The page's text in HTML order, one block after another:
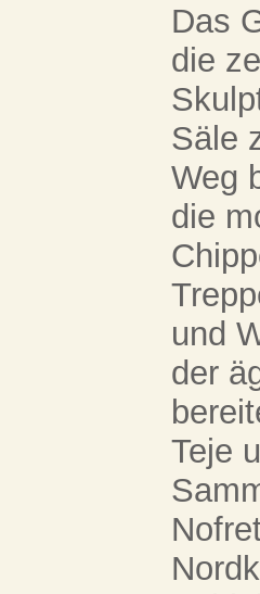
Das
die
Säle
Weg
die
und
der
Teje